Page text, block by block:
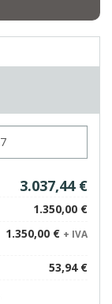
3.037,44 €
1.350,00 €
1.350,00 € + IVA
53,94 €